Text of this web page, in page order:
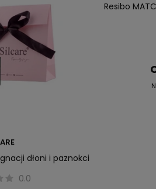
dłoni i paznokci
0.0
Resibo